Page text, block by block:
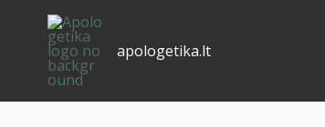
apologetika.lt